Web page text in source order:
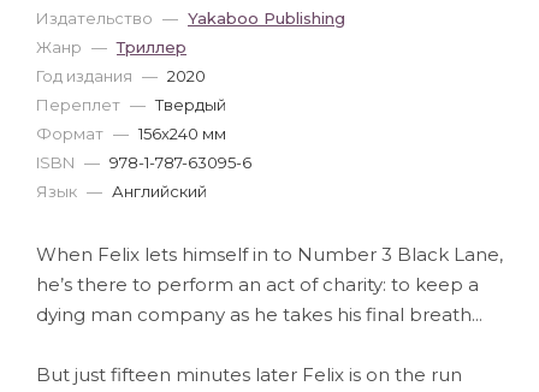
Издательство — Yakaboo Publishing
Жанр — Триллер
Год издания — 2020
Переплет — Твердый
Формат — 156x240 мм
ISBN — 978-1-787-63095-6
Язык — Английский
When Felix lets himself in to Number 3 Black Lane,
he’s there to perform an act of charity: to keep a
dying man company as he takes his final breath...
But just fifteen minutes later Felix is on the run